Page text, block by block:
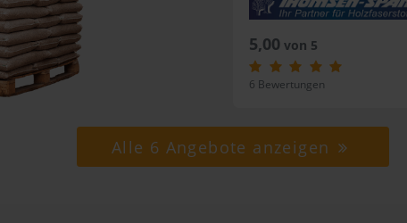
5,00 von 5
6 Bewertungen
Alle 6 Angebote anzeigen